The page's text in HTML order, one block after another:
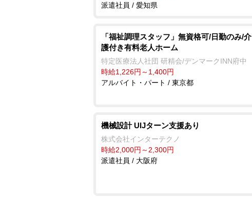
派遣社員 / 愛知県
「福祉調理スタッフ」無資格可/日勤のみ/介
護付き有料老人ホーム
特定医療法人社団 研精会/デンマークINN府中
時給1,226円～1,400円
アルバイト・パート / 東京都
機械設計 UIJターン支援あり
株式会社インターテクノ
時給2,000円～2,300円
派遣社員 / 大阪府